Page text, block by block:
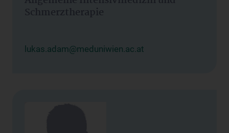
Schmerztherapie
lukas.adam@meduniwien.ac.at